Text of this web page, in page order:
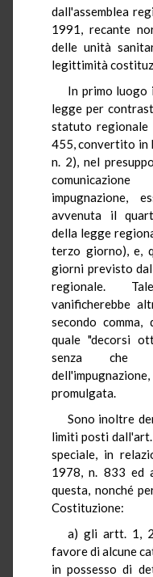
dall'assemblea
1991, recante
delle unità
legittimità
In primo luogo
legge per
statuto regionale
455, convertito in
n. 2), nel
impugnazione,
avvenuta il
della legge
terzo giorno), e,
giorni previsto
regionale.
vanificherebbe
secondo
quale "decorsi
senza che
promulgata.
Sono inoltre
limiti posti
speciale, in
1978, n. 833 ed
questa, nonché
Costituzione:
a) gli artt. 1,
favore di alcune
in possesso di